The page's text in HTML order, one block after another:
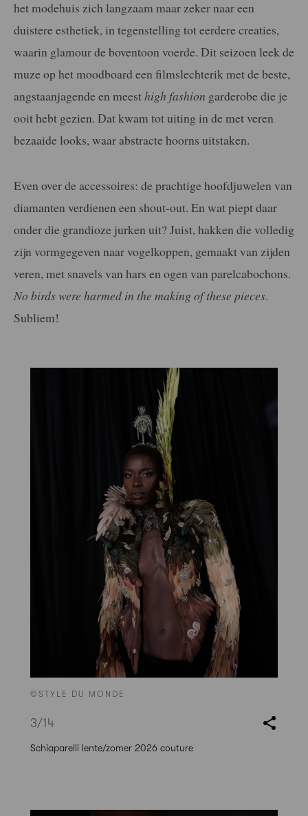
het modehuis zich langzaam maar zeker naar een
duistere esthetiek, in tegenstelling tot eerdere creaties,
waarin glamour de boventoon voerde. Dit seizoen leek de
muze op het moodboard een filmslechterik met de beste,
angstaanjagende en meesthigh fashion garderobe die je
ooit hebt gezien. Dat kwam tot uiting in de met veren
bezaaide looks, waar abstracte hoorns uitstaken.
Even over de accessoires: de prachtige hoofdjuwelen van
diamanten verdienen een shout-out. En wat piept daar
onder die grandioze jurken uit? Juist, hakken die volledig
zijn vormgegeven naar vogelkoppen, gemaakt van zijden
veren, met snavels van hars en ogen van parelcabochons.
No birds were harmed in the making of these pieces.
Subliem!
©STYLE DU MONDE
3/14
Schiaparelli lente/zomer 2026 couture